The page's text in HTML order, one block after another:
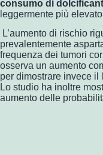
consumo di
leggermente più
L’aumento di rischio
prevalentemente
frequenza dei tumori
osserva un aumento
per dimostrare invece il
Lo studio ha inoltre
aumento delle